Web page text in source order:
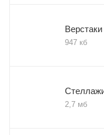
947 кб
2,7 мб